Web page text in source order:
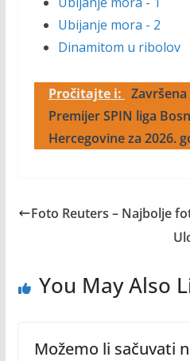
Ubijanje mora - 2
Dinamitom u ribolov
Pročitajte i: Završena
Premijer SPIN liga
Hercegovine za 2026.
Foto Reuters – Najbolje
You May Also
Možemo li sačuvati